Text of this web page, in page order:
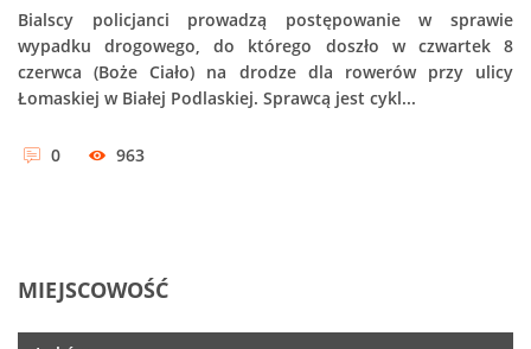
Bialscy policjanci prowadzą postępowanie w sprawie
wypadku drogowego, do którego doszło w czwartek 8
czerwca (Boże Ciało) na drodze dla rowerów przy ulicy
Łomaskiej w Białej Podlaskiej. Sprawcą jest cykl...
0 963
MIEJSCOWOŚĆ